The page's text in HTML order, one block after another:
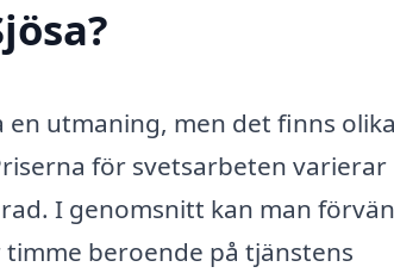
en utmaning, men det finns
för svetsarbeten varierar
I genomsnitt kan man
beroende på tjänstens